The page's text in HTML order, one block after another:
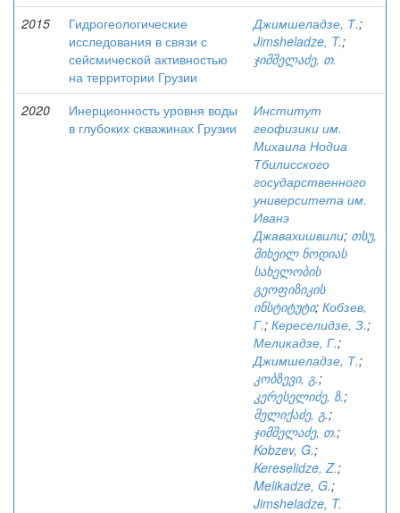
2015
Гидрогеологические
исследования в связи с
сейсмической активностью
на территории Грузии
Джимшеладзе, Т.;
Jimsheladze, T.;
ჯიმშელაძე, თ.
2020
Инерционность уровня воды
в глубоких скважинах Грузии
Институт
геофизики им.
Михаила Нодиа
Тбилисского
государственного
университета им.
Иванэ
Джавахишвили; თსუ,
მიხეილ ნოდიას
სახელობის
გეოფიზიკის
ინსტიტუტი; Кобзев,
Г.; Кереселидзе, З.;
Меликадзе, Г.;
Джимшеладзе, Т.;
კობზევი, გ.;
კერესელიძე, ზ.;
მელიქაძე, გ.;
ჯიმშელაძე, თ.;
Kobzev, G.;
Kereselidze, Z.;
Melikadze, G.;
Jimsheladze, T.